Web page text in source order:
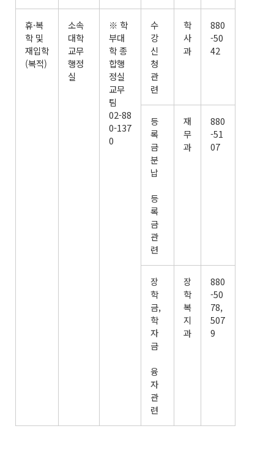
휴·복
학 및
재입학
(복적)
소속
대학
교무
행정
실
※ 학
부대
학 종
합행
정실
교무
팀
02-88
0-137
0
수
강
신
청
관
련
학
사
과
880
-50
42
등
록
금
분
납
등
록
금
관
련
재
무
과
880
-51
07
장
학
금,
학
자
금
융
자
관
련
장
학
복
지
과
880
-50
78,
507
9